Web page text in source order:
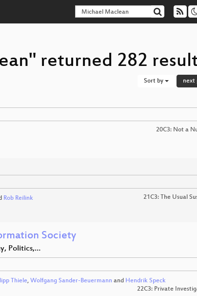
returned 282
Sort by next
20C3: Not a
Rob Reilink 21C3: The Usual
Society
Politics,…
Thiele, Wolfgang Sander-Beuermann and Hendrik Speck
22C3: Private